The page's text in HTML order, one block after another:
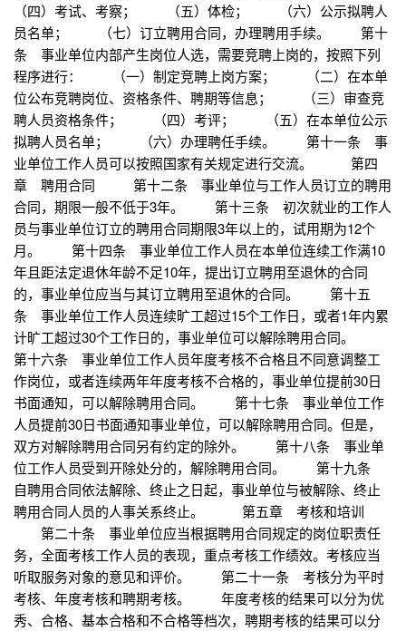
（四）考试、考察； （五）体检； （六）公示拟聘人
员名单； （七）订立聘用合同，办理聘用手续。 第十
条 事业单位内部产生岗位人选，需要竞聘上岗的，按照下列
程序进行： （一）制定竞聘上岗方案； （二）在本单
位公布竞聘岗位、资格条件、聘期等信息； （三）审查竞
聘人员资格条件； （四）考评； （五）在本单位公示
拟聘人员名单； （六）办理聘任手续。 第十一条 事
业单位工作人员可以按照国家有关规定进行交流。 第四
章 聘用合同 第十二条 事业单位与工作人员订立的聘用
合同，期限一般不低于3年。 第十三条 初次就业的工作人
员与事业单位订立的聘用合同期限3年以上的，试用期为12个
月。 第十四条 事业单位工作人员在本单位连续工作满10
年且距法定退休年龄不足10年，提出订立聘用至退休的合同
的，事业单位应当与其订立聘用至退休的合同。 第十五
条 事业单位工作人员连续旷工超过15个工作日，或者1年内累
计旷工超过30个工作日的，事业单位可以解除聘用合同。
第十六条 事业单位工作人员年度考核不合格且不同意调整工
作岗位，或者连续两年年度考核不合格的，事业单位提前30日
书面通知，可以解除聘用合同。 第十七条 事业单位工作
人员提前30日书面通知事业单位，可以解除聘用合同。但是，
双方对解除聘用合同另有约定的除外。 第十八条 事业单
位工作人员受到开除处分的，解除聘用合同。 第十九条
自聘用合同依法解除、终止之日起，事业单位与被解除、终止
聘用合同人员的人事关系终止。 第五章 考核和培训
第二十条 事业单位应当根据聘用合同规定的岗位职责任
务，全面考核工作人员的表现，重点考核工作绩效。考核应当
听取服务对象的意见和评价。 第二十一条 考核分为平时
考核、年度考核和聘期考核。 年度考核的结果可以分为优
秀、合格、基本合格和不合格等档次，聘期考核的结果可以分